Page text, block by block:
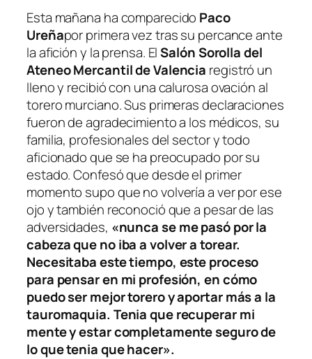
Esta mañana ha comparecido Paco
Ureñapor primera vez tras su percance ante
la afición y la prensa. ElSalón Sorolla del
Ateneo Mercantil de Valencia registró un
lleno y recibió con una calurosa ovación al
torero murciano. Sus primeras declaraciones
fueron de agradecimiento a los médicos, su
familia, profesionales del sector y todo
aficionado que se ha preocupado por su
estado. Confesó que desde el primer
momento supo que no volvería a ver por ese
ojo y también reconoció que a pesar de las
adversidades, «nunca se me pasó por la
cabeza que no iba a volver a torear.
Necesitaba este tiempo, este proceso
para pensar en mi profesión, en cómo
puedo ser mejor torero y aportar más a la
tauromaquia. Tenia que recuperar mi
mente y estar completamente seguro de
lo que tenia que hacer».